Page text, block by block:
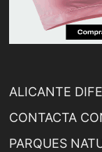
ALICANTE
CONTACTA
PARQUES